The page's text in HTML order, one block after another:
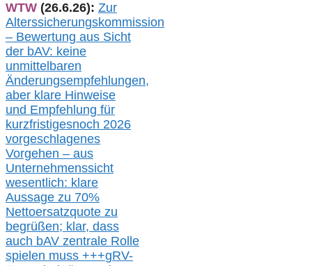
WTW (26.6.26): Zur
Alterssicherungskommission
– Bewertung aus Sicht
der bAV: keine
unmittelbaren
Änderungsempfehlungen,
aber klare Hinweise
und Empfehlung für
kurzfristigesnoch 2026
vorgeschlagenes
Vorgehen – aus
Unternehmenssicht
wesentlich: klare
Aussage zu 70%
Nettoersatzquote zu
begrüßen; klar, dass
auch bAV zentrale Rolle
spielen muss +++gRV-